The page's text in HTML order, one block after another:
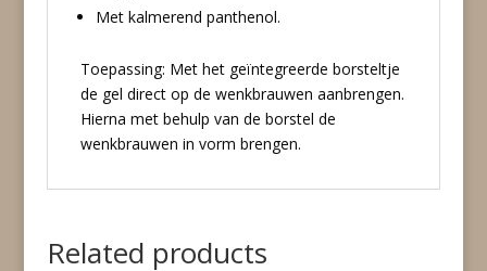
Met kalmerend panthenol.
Toepassing: Met het geïntegreerde borsteltje
de gel direct op de wenkbrauwen aanbrengen.
Hierna met behulp van de borstel de
wenkbrauwen in vorm brengen.
Related products